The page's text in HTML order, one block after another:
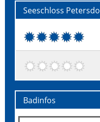
Seeschloss
Badinfos